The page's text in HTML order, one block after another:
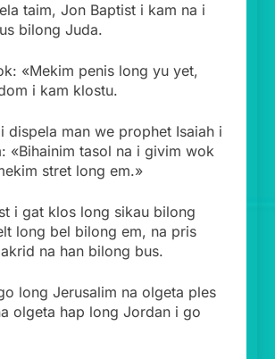
taim, Jon Baptist i kam na i
bilong Juda.
«Mekim penis long yu yet,
i kam klostu.
dispela man we prophet Isaiah i
«Bihainim tasol na i givim wok
stret long em.»
i gat klos long sikau bilong
long bel bilong em, na pris
na han bilong bus.
long Jerusalim na olgeta ples
olgeta hap long Jordan i go